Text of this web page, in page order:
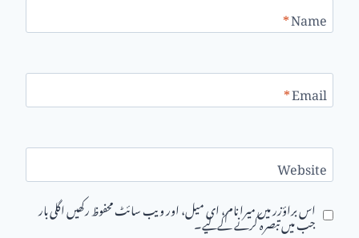
Name
*
Email
*
Website
اس براؤزر میں میرا نام، ای میل، اور ویب سائٹ محفوظ رکھیں اگلی بار
جب میں تبصرہ کرنے کےلیے۔